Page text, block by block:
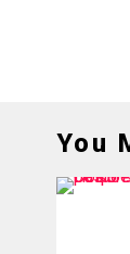
You